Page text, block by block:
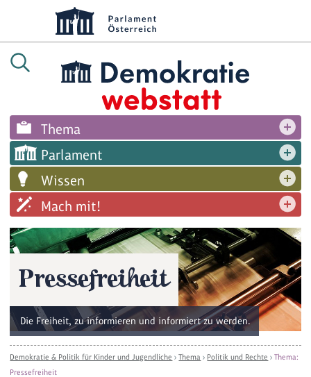
Thema
Parlament
Wissen
Mach mit!
Pressefreiheit
Die Freiheit, zu informieren und informiert zu werden.
Demokratie & Politik für Kinder und Jugendliche ›Thema › Politik und Rechte ›Thema:
Pressefreiheit